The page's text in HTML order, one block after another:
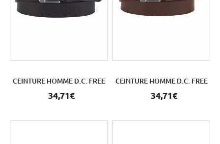
CEINTURE HOMME D.C. FREE
34,71€
CEINTURE HOMME D.C. FREE
34,71€